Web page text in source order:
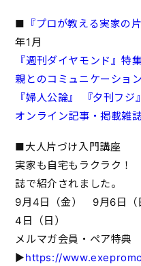
■ 『プロが教える実家の
年1月
『週刊ダイヤモンド』特
親とのコミュニケーション
『婦人公論』
『夕刊フジ』
オンライン記事・掲載雑
■大人片づけ入門講座
実家も自宅もラクラク
誌で紹介されました。
9月4日（金） 9月6日
4日（日）
メルマガ会員・ペア
▶https://